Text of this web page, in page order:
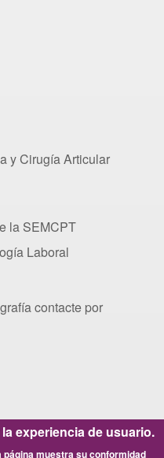
y Cirugía Articular
la SEMCPT
Laboral
contacte por
experiencia de usuario.
muestra su conformidad